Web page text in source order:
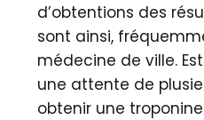
d’obtentions des
sont ainsi,
médecine de ville.
une attente de
obtenir une